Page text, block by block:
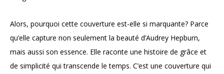
Alors, pourquoi cette couverture est-elle si marquante? Parce
qu’elle capture non seulement la beauté d’Audrey Hepburn,
mais aussi son essence. Elle raconte une histoire de grâce et
de simplicité qui transcende le temps. C’est une couverture qui